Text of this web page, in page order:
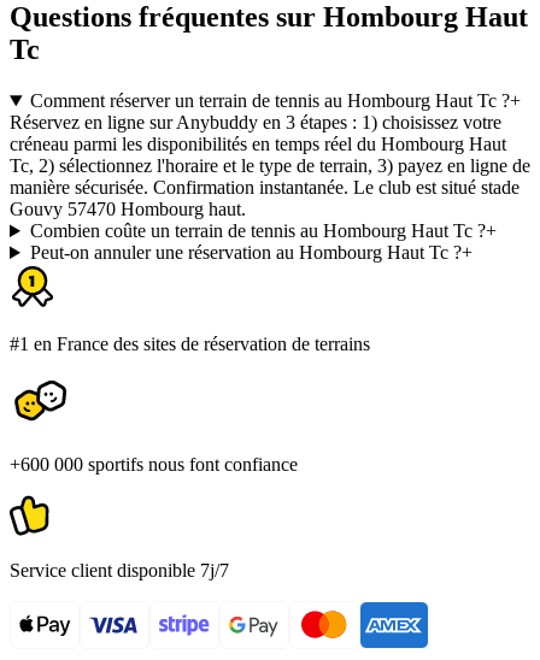
Questions fréquentes sur Hombourg Haut
Tc
Comment réserver un terrain de tennis au Hombourg Haut Tc ?+
Réservez en ligne sur Anybuddy en 3 étapes : 1) choisissez votre
créneau parmi les disponibilités en temps réel du Hombourg Haut
Tc, 2) sélectionnez l'horaire et le type de terrain, 3) payez en ligne de
manière sécurisée. Confirmation instantanée. Le club est situé stade
Gouvy 57470 Hombourg haut.
Combien coûte un terrain de tennis au Hombourg Haut Tc ?+
Peut-on annuler une réservation au Hombourg Haut Tc ?+
#1 en France des sites de réservation de terrains
+600 000 sportifs nous font confiance
Service client disponible 7j/7